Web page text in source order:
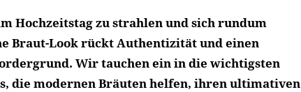
Hochzeitstag zu strahlen und sich rundum
Braut-Look rückt Authentizität und einen
Wir tauchen ein in die wichtigsten
die modernen Bräuten helfen, ihren ultimativen